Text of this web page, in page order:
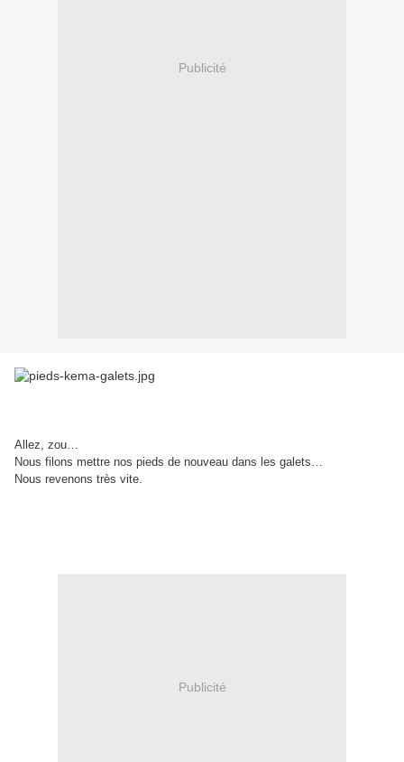
Publicité
Allez, zou…
Nous filons mettre nos pieds de nouveau dans les galets…
Nous revenons très vite.
Publicité